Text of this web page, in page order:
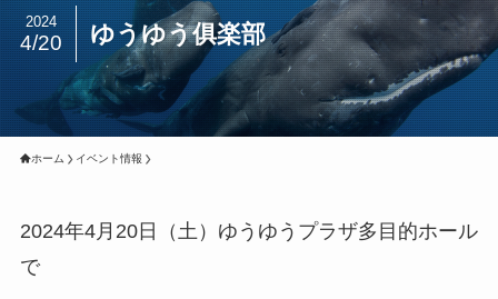
ゆうゆう俱楽部
2024
4/20
ホーム イベント情報
2024年4月20日（土）ゆうゆうプラザ多目的ホール
で